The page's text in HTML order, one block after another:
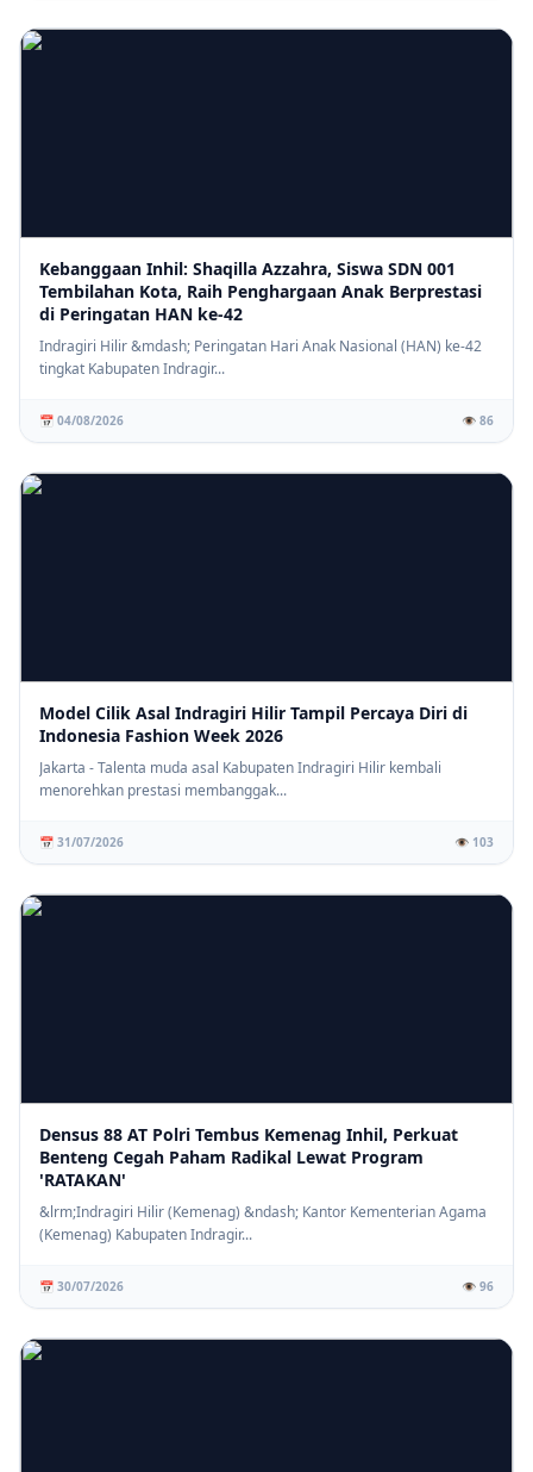
Kebanggaan Inhil: Shaqilla Azzahra, Siswa SDN 001
Tembilahan Kota, Raih Penghargaan Anak Berprestasi
di Peringatan HAN ke-42
Indragiri Hilir &mdash; Peringatan Hari Anak Nasional (HAN) ke-42
tingkat Kabupaten Indragir...
📅 04/08/2026 👁️ 86
Model Cilik Asal Indragiri Hilir Tampil Percaya Diri di
Indonesia Fashion Week 2026
Jakarta - Talenta muda asal Kabupaten Indragiri Hilir kembali
menorehkan prestasi membanggak...
📅 31/07/2026 👁️ 103
Densus 88 AT Polri Tembus Kemenag Inhil, Perkuat
Benteng Cegah Paham Radikal Lewat Program
'RATAKAN'
&lrm;Indragiri Hilir (Kemenag) &ndash; Kantor Kementerian Agama
(Kemenag) Kabupaten Indragir...
📅 30/07/2026 👁️ 96